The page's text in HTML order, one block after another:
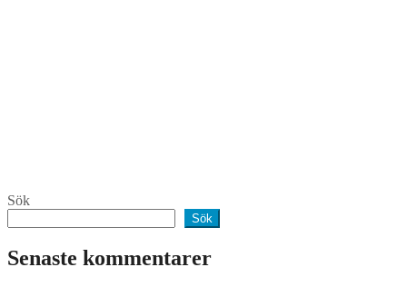
Sök
Sök
Senaste kommentarer